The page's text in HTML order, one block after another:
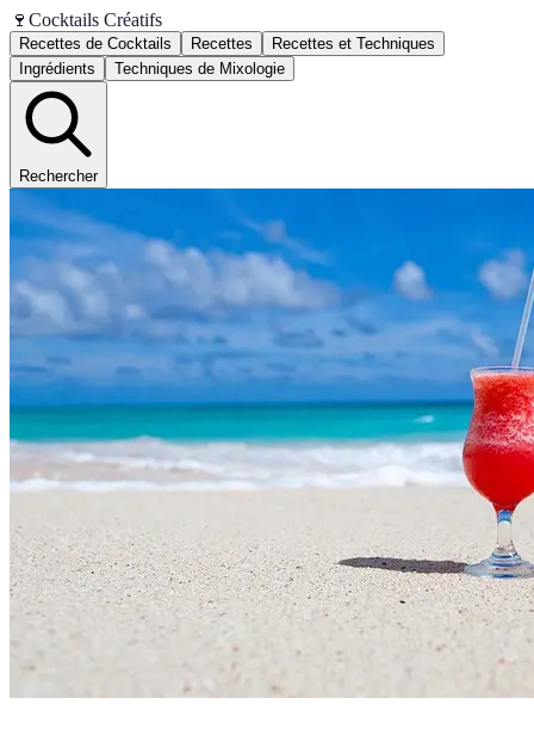
🍷 Cocktails Créatifs
Recettes de Cocktails Recettes
Recettes et Techniques
Ingrédients
Techniques de Mixologie
Rechercher